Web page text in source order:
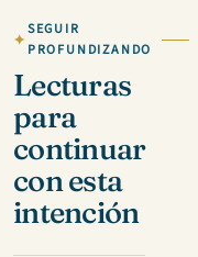
SEGUIR
PROFUNDIZANDO
Lecturas
para
continuar
con esta
intención